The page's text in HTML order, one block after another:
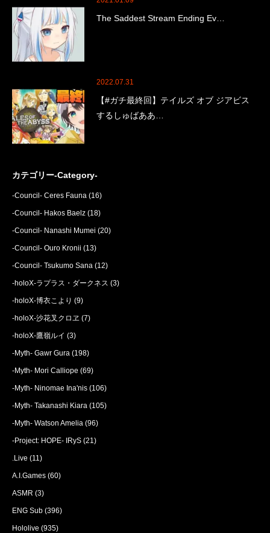
The Saddest Stream Ending Ev…
2022.07.31
【#ガチ最終回】テイルズ オブ ジアビス
するしゅばああ…
カテゴリー-Category-
-Council- Ceres Fauna (16)
-Council- Hakos Baelz (18)
-Council- Nanashi Mumei (20)
-Council- Ouro Kronii (13)
-Council- Tsukumo Sana (12)
-holoX-ラプラス・ダークネス (3)
-holoX-博衣こより (9)
-holoX-沙花叉クロヱ (7)
-holoX-鷹嶺ルイ (3)
-Myth- Gawr Gura (198)
-Myth- Mori Calliope (69)
-Myth- Ninomae Ina'nis (106)
-Myth- Takanashi Kiara (105)
-Myth- Watson Amelia (96)
-Project: HOPE- IRyS (21)
.Live (11)
A.I.Games (60)
ASMR (3)
ENG Sub (396)
Hololive (935)